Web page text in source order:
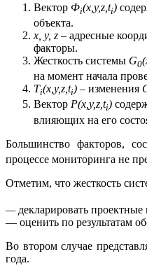
Вектор Фi(x y,z ti)
объекта.
x y, z – адресные
факторы.
Жесткость системы G0(
на момент начала
Тi(x y,z ti) – изменения
Вектор P(x y,z ti)
влияющих на его
Большинство факторов,
процессе мониторинга не
Отметим, что жесткость
— декларировать проектные
— оценить по результатам
Во втором случае
года.